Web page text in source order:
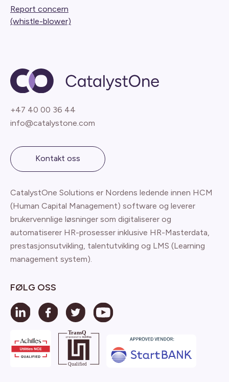
Report concern
(whistle-blower)
+47 40 00 36 44
info@catalystone.com
Kontakt oss
CatalystOne Solutions er Nordens ledende innen HCM
(Human Capital Management) software og leverer
brukervennlige løsninger som digitaliserer og
automatiserer HR-prosesser inklusive HR-Masterdata,
prestasjonsutvikling, talentutvikling og LMS (Learning
management system).
FØLG OSS